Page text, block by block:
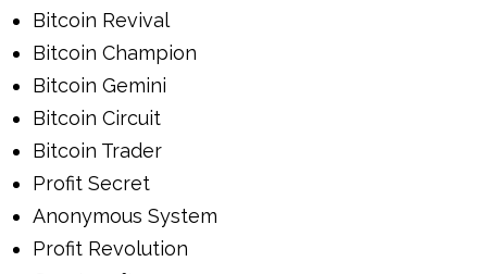
Bitcoin Revival
Bitcoin Champion
Bitcoin Gemini
Bitcoin Circuit
Bitcoin Trader
Profit Secret
Anonymous System
Profit Revolution